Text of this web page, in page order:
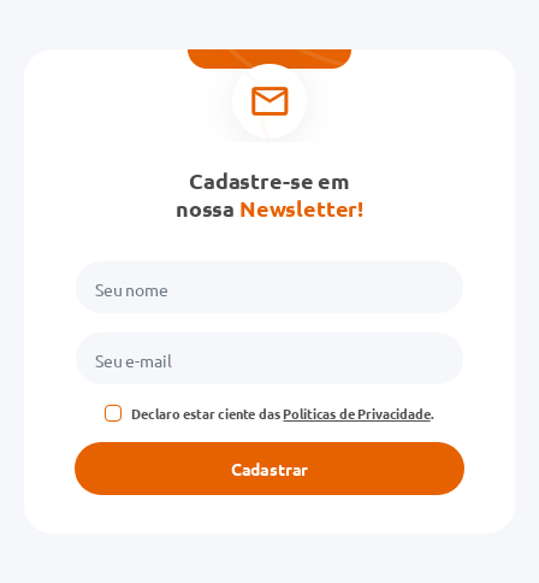
Cadastre-se em
nossa Newsletter!
Declaro estar ciente dasPolíticas de Privacidade.
Cadastrar